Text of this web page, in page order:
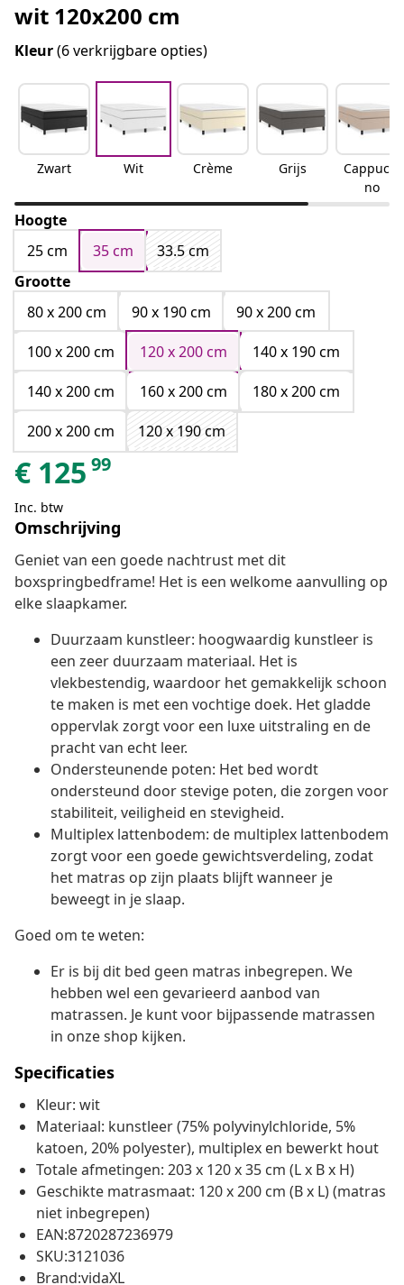
wit 120x200 cm
Kleur(6 verkrijgbare opties)
Zwart Wit Crème Grijs
Cappucci
no
Hoogte
25 cm
35 cm
33.5 cm
Grootte
80 x 200 cm
90 x 190 cm
90 x 200 cm
100 x 200 cm
120 x 200 cm
140 x 190 cm
140 x 200 cm
160 x 200 cm
180 x 200 cm
200 x 200 cm
120 x 190 cm
€ 125 99
Inc. btw
Omschrijving
Geniet van een goede nachtrust met dit
boxspringbedframe! Het is een welkome aanvulling op
elke slaapkamer.
Duurzaam kunstleer: hoogwaardig kunstleer is
een zeer duurzaam materiaal. Het is
vlekbestendig, waardoor het gemakkelijk schoon
te maken is met een vochtige doek. Het gladde
oppervlak zorgt voor een luxe uitstraling en de
pracht van echt leer.
Ondersteunende poten: Het bed wordt
ondersteund door stevige poten, die zorgen voor
stabiliteit, veiligheid en stevigheid.
Multiplex lattenbodem: de multiplex lattenbodem
zorgt voor een goede gewichtsverdeling, zodat
het matras op zijn plaats blijft wanneer je
beweegt in je slaap.
Goed om te weten:
Er is bij dit bed geen matras inbegrepen. We
hebben wel een gevarieerd aanbod van
matrassen. Je kunt voor bijpassende matrassen
in onze shop kijken.
Specificaties
Kleur: wit
Materiaal: kunstleer (75% polyvinylchloride, 5%
katoen, 20% polyester), multiplex en bewerkt hout
Totale afmetingen: 203 x 120 x 35 cm (L x B x H)
Geschikte matrasmaat: 120 x 200 cm (B x L) (matras
niet inbegrepen)
EAN:8720287236979
SKU:3121036
Brand:vidaXL